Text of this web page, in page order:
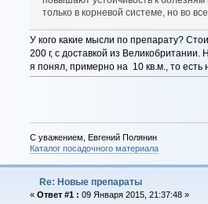
только в корневой системе, но во
У кого какие мысли по препарату?
200 г, с доставкой из
я понял, примерно на 10 кв.м., то есть
С уважением, Евгений Полянин
Каталог посадочного материала
Re: Новые препараты
« Ответ #1 : 09 Января 2015, 21:37:48 »